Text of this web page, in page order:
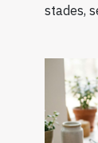
stades,